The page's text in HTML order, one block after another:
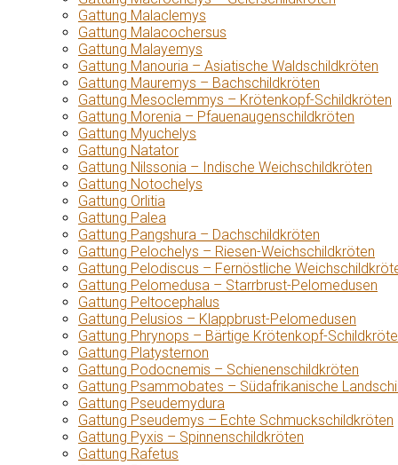
Gattung Malaclemys
Gattung Malacochersus
Gattung Malayemys
Gattung Manouria – Asiatische Waldschildkröten
Gattung Mauremys – Bachschildkröten
Gattung Mesoclemmys – Krötenkopf-Schildkröten
Gattung Morenia – Pfauenaugenschildkröten
Gattung Myuchelys
Gattung Natator
Gattung Nilssonia – Indische Weichschildkröten
Gattung Notochelys
Gattung Orlitia
Gattung Palea
Gattung Pangshura – Dachschildkröten
Gattung Pelochelys – Riesen-Weichschildkröten
Gattung Pelodiscus – Fernöstliche
Gattung Pelomedusa – Starrbrust-Pelomedusen
Gattung Peltocephalus
Gattung Pelusios – Klappbrust-Pelomedusen
Gattung Phrynops – Bärtige Krötenkopf-
Gattung Platysternon
Gattung Podocnemis – Schienenschildkröten
Gattung Psammobates – Südafrikanische
Gattung Pseudemydura
Gattung Pseudemys – Echte Schmuckschildkröten
Gattung Pyxis – Spinnenschildkröten
Gattung Rafetus